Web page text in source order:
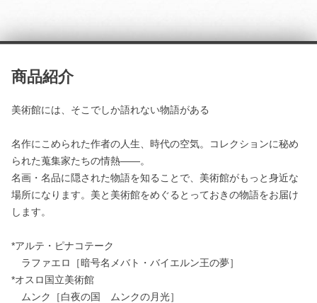
商品紹介
美術館には、そこでしか語れない物語がある
名作にこめられた作者の人生、時代の空気。コレクションに秘め
られた蒐集家たちの情熱――。
名画・名品に隠された物語を知ることで、美術館がもっと身近な
場所になります。美と美術館をめぐるとっておきの物語をお届け
します。
*アルテ・ピナコテーク
ラファエロ［暗号名メバト・バイエルン王の夢］
*オスロ国立美術館
ムンク［白夜の国 ムンクの月光］